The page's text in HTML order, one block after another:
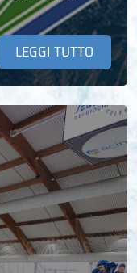
LEGGI TUTTO